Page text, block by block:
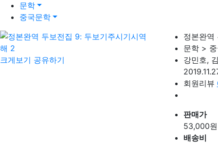
문학
중국문학
크게보기 공유하기
정본완역
문학 >
강민호,
회원리뷰
판매가
53,000원
배송비